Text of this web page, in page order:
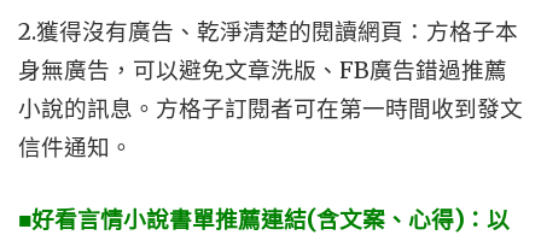
2.獲得沒有廣告、乾淨清楚的閱讀網頁：方格子本
身無廣告，可以避免文章洗版、FB廣告錯過推薦
小說的訊息。方格子訂閱者可在第一時間收到發文
信件通知。
■好看言情小說書單推薦連結(含文案、心得)：以